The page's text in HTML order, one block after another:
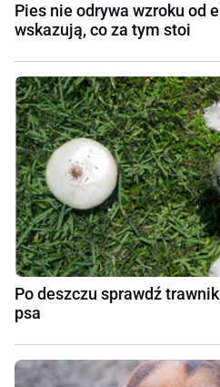
Pies nie odrywa wzroku od
wskazują, co za tym stoi
Po deszczu sprawdź
psa